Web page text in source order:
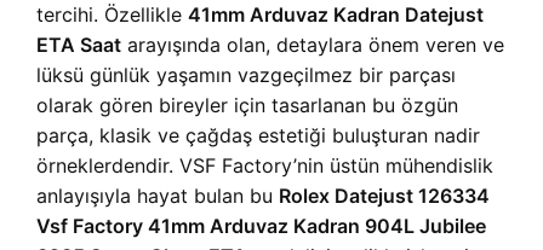
tercihi. Özellikle 41mm Arduvaz Kadran Datejust
ETA Saat arayışında olan, detaylara önem veren ve
lüksü günlük yaşamın vazgeçilmez bir parçası
olarak gören bireyler için tasarlanan bu özgün
parça, klasik ve çağdaş estetiği buluşturan nadir
örneklerdendir. VSF Factory’nin üstün mühendislik
anlayışıyla hayat bulan bu Rolex Datejust 126334
Vsf Factory 41mm Arduvaz Kadran 904L Jubilee